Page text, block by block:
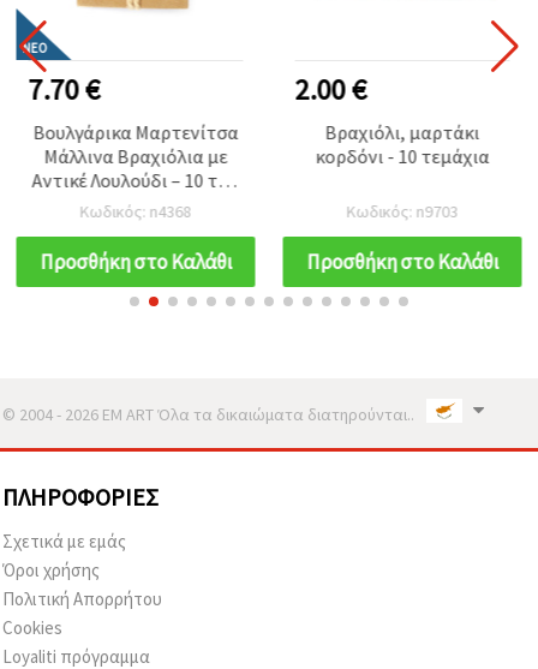
ΝΈΟ
7.70 €
Βουλγάρικα Μαρτενίτσα
Μάλλινα Βραχιόλια με
Αντικέ Λουλούδι – 10 τμχ
– Χειροποίητα Κόκκινα &
Λευκά Βραχιόλια για
Υγεία, Τύχη & Ευημερία
Κωδικός: n4368
Προσθήκη στο Καλάθι
2.00 €
Βραχιόλι, μαρτάκι
κορδόνι - 10 τεμάχια
Κωδικός: n9703
Προσθήκη στο Καλάθι
© 2004 - 2026 EM ART Όλα τα δικαιώματα διατηρούνται..
ΠΛΗΡΟΦΟΡΊΕΣ
Σχετικά με εμάς
Όροι χρήσης
Πολιτική Απορρήτου
Cookies
Loyaliti πρόγραμμα